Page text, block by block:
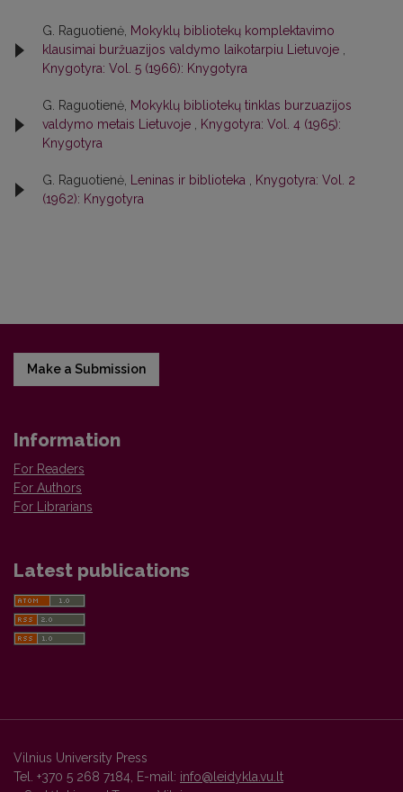
G. Raguotienė, Mokyklų bibliotekų komplektavimo
klausimai buržuazijos valdymo laikotarpiu Lietuvoje
Knygotyra: Vol. 5 (1966): Knygotyra
G. Raguotienė, Mokyklų bibliotekų tinklas burzuazijos
valdymo metais Lietuvoje
Knygotyra: Vol. 4 (1965):
Knygotyra
G. Raguotienė, Leninas ir biblioteka
Knygotyra: Vol. 2
(1962): Knygotyra
Make a Submission
Information
For Readers
For Authors
For Librarians
Latest publications
Vilnius University Press
Tel. +370 5 268 7184, E-mail: info@leidykla.vu.lt